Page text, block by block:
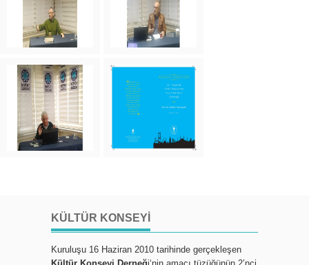
KÜLTÜR KONSEYI
Kuruluşu 16 Haziran 2010 tarihinde gerçekleşen